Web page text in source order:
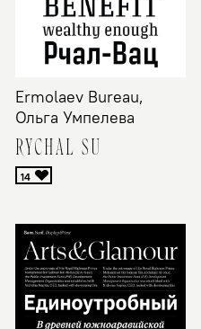
Ermolaev Bureau,
Ольга Умпелева
RYCHAL-SU